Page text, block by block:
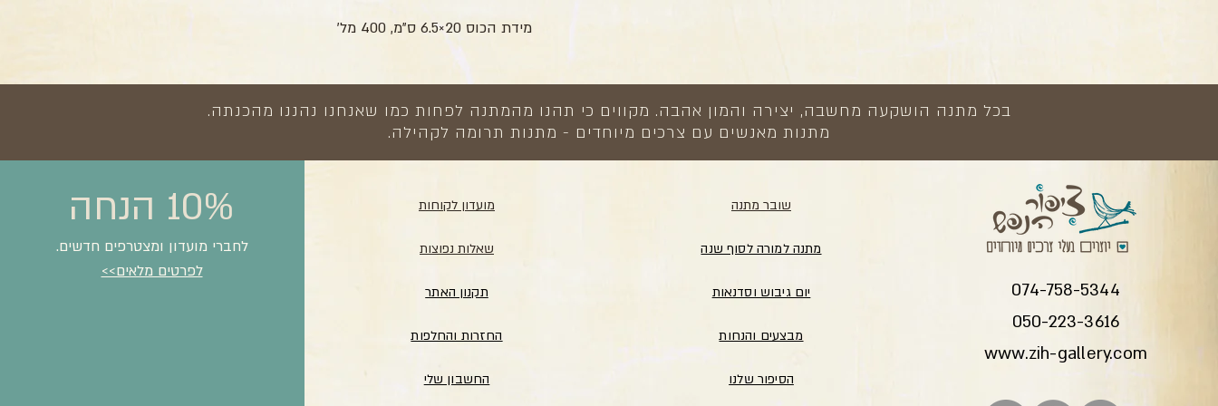
מידת הכוס 20×6.5 ס”מ, 400 מל’
בכל מתנה הושקעה מחשבה, יצירה והמון אהבה. מקווים כי תהנו מהמתנה לפחות כמו שאנחנו נהננו מהכנתה.
מתנות מאנשים עם צרכים מיוחדים - מתנות תרומה לקהילה.
10% הנחה
לחברי מועדון ומצטרפים חדשים.
לפרטים מלאים>>
מועדון לקוחות
שאלות נפוצות
תקנון האתר
החזרות והחלפות
החשבון שלי
שובר מתנה
מתנה למורה לסוף שנה
יום גיבוש וסדנאות
מבצעים והנחות
הסיפור שלנו
074-758-5344
050-223-3616
www.zih-gallery.com